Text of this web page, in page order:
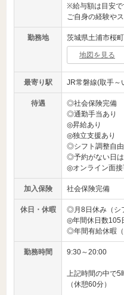
※給与額は目安で
ご自身の経験や
勤務地 茨城県土浦市桜
地図を見る
最寄り駅 JR常磐線(取手～
待遇
◎社会保険完備
◎通勤手当あり
◎昇給あり
◎独立支援あり
◎シフト調整自由
◎予約がない日
◎オンライン面接
加入保険 社会保険完備
休日・休暇
◎月8日休み（シ
◎年間休日数105
◎年間有給休暇（
勤務時間 9:30～20:00
上記時間の中で5
（休憩60分）